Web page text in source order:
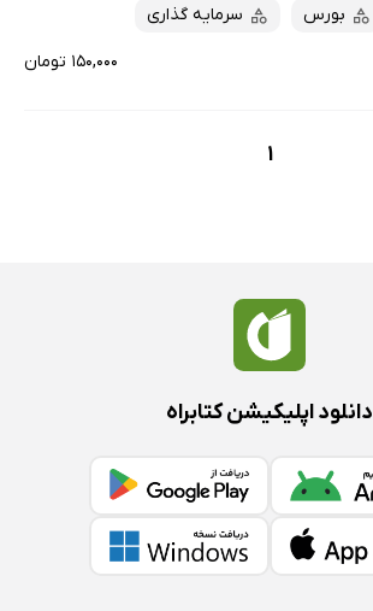
ارزان ترین‌ها
بورس سرمایه گذاری
۱۵۰,۰۰۰ تومان
1
دانلود اپلیکیشن کتابراه